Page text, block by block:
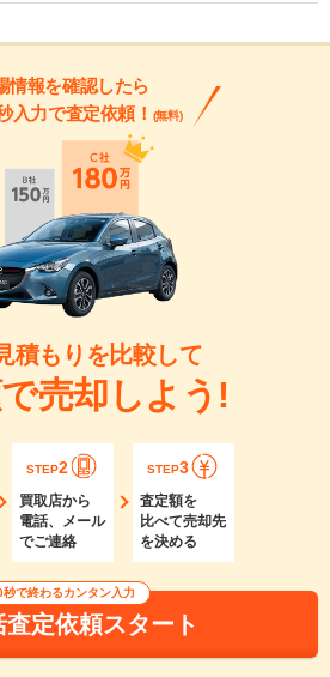
情報を確認したら
入力で査定依頼！ (無料)
積もりを比較して
売却しよう!
STEP2
買取店から
電話、メール
でご連絡
STEP3
査定額を
比べて売却先
を決める
秒で終わるカンタン入力
査定依頼スタート